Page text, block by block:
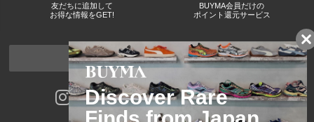
友だちに追加して
お得な情報をGET!
BUYMA会員だけの
ポイント還元サービス
ページトップへ